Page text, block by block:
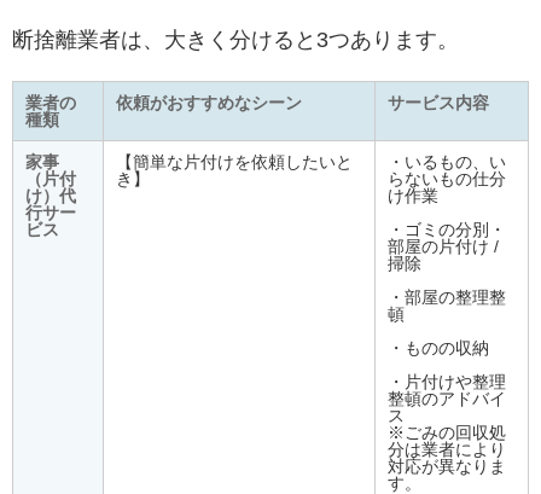
断捨離業者は、大きく分けると3つあります。
業者の
種類
依頼がおすすめなシーン サービス内容
家事
（片付
け）代
行サー
ビス
【簡単な片付けを依頼したいと
き】
・いるもの、い
らないもの仕分
け作業
・ゴミの分別・
部屋の片付け /
掃除
・部屋の整理整
頓
・ものの収納
・片付けや整理
整頓のアドバイ
ス
※ごみの回収処
分は業者により
対応が異なりま
す。